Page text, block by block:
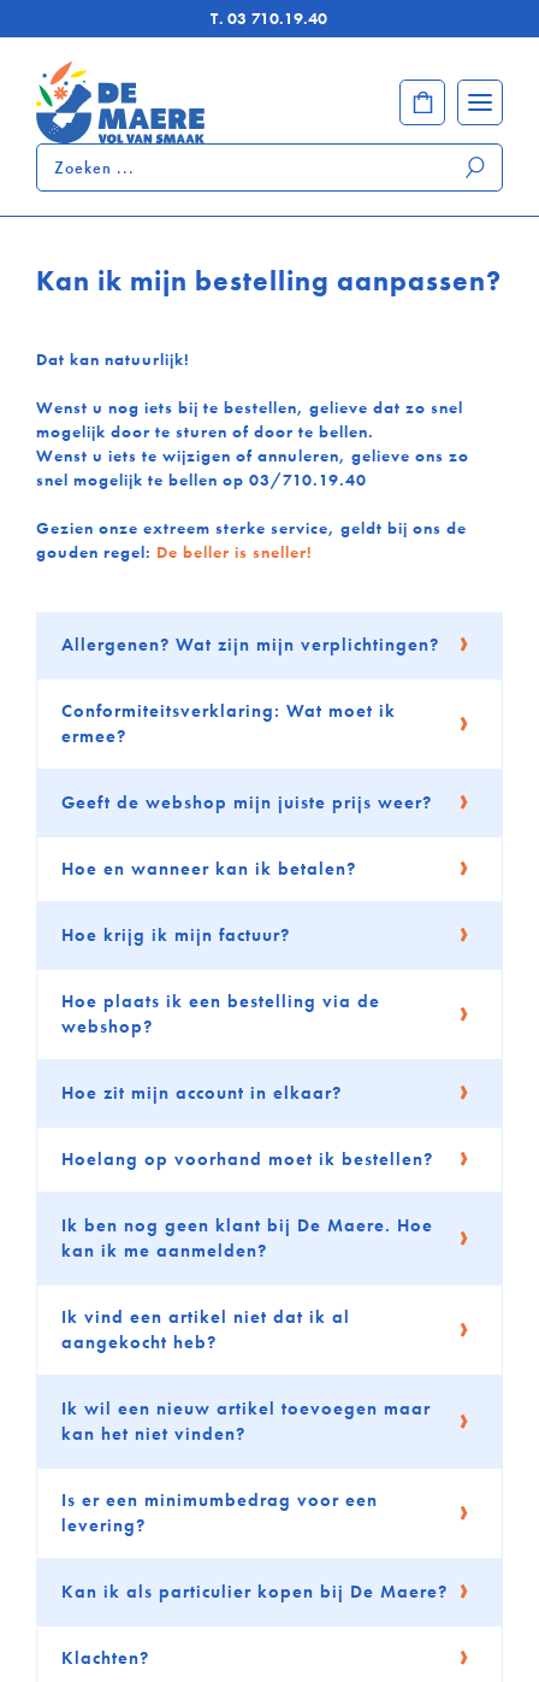
T.03 710.19.40
Zoeken
Kan ik mijn bestelling aanpassen?
Dat kan natuurlijk!
Wenst u nog iets bij te bestellen, gelieve dat zo snel
mogelijk door te sturen of door te bellen.
Wenst u iets te wijzigen of annuleren, gelieve ons zo
snel mogelijk te bellen op 03/710.19.40
Gezien onze extreem sterke service, geldt bij ons de
gouden regel: De beller is sneller!
Allergenen? Wat zijn mijn verplichtingen?
Conformiteitsverklaring: Wat moet ik
ermee?
Geeft de webshop mijn juiste prijs weer?
Hoe en wanneer kan ik betalen?
Hoe krijg ik mijn factuur?
Hoe plaats ik een bestelling via de
webshop?
Hoe zit mijn account in elkaar?
Hoelang op voorhand moet ik bestellen?
Ik ben nog geen klant bij De Maere. Hoe
kan ik me aanmelden?
Ik vind een artikel niet dat ik al
aangekocht heb?
Ik wil een nieuw artikel toevoegen maar
kan het niet vinden?
Is er een minimumbedrag voor een
levering?
Kan ik als particulier kopen bij De Maere?
Klachten?